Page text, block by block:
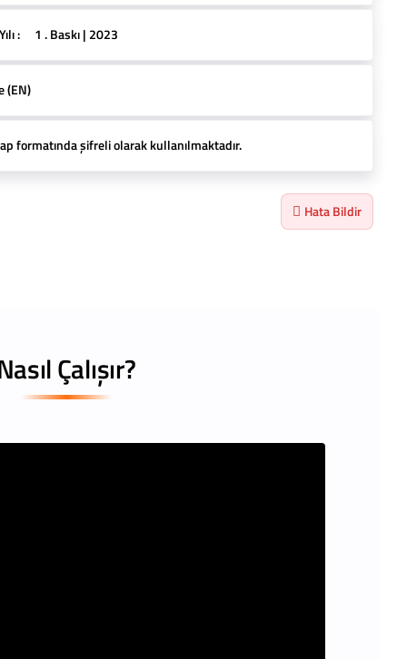
: 1 . Baskı | 2023
(EN)
formatında şifreli olarak kullanılmaktadır.
Hata Bildir
Çalışır?